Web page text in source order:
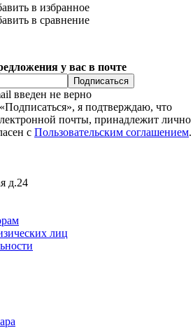
в избранное
в сравнение
у вас в почте
введен не верно
я подтверждаю, что
почты, принадлежит лично
с Пользовательским соглашением.
д.24
лиц